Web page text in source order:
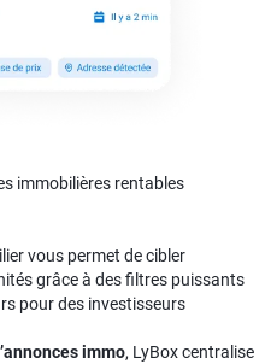
immobilières rentables
vous permet de cibler
grâce à des filtres puissants
pour des investisseurs
immo, LyBox centralise